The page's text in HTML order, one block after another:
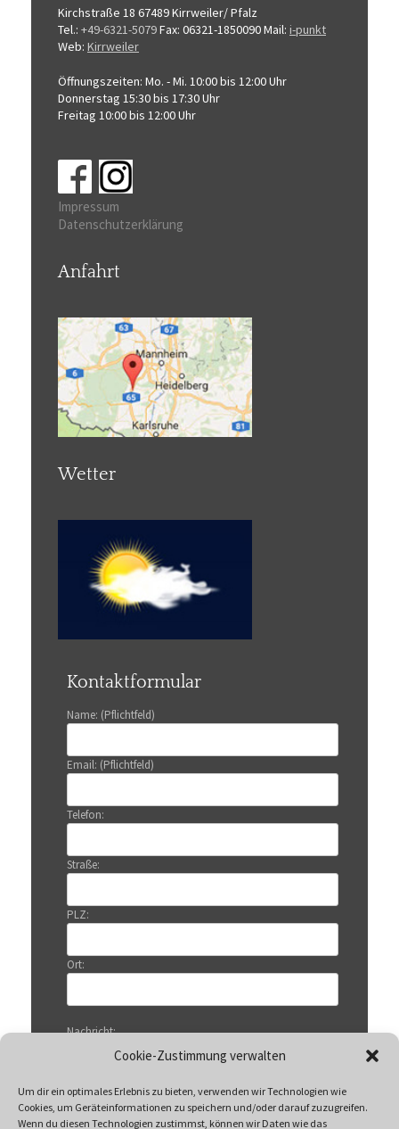
Cookie-Zustimmung verwalten
Um dir ein optimales Erlebnis zu bieten, verwenden wir Technologien wie
Cookies, um Geräteinformationen zu speichern und/oder darauf zuzugreifen.
Wenn du diesen Technologien zustimmst, können wir Daten wie das
Kirchstraße 18 67489 Kirrweiler/ Pfalz
Tel.: +49-6321-5079Fax: 06321-1850090Mail: i-punkt
Web: Kirrweiler
Öffnungszeiten: Mo. - Mi. 10:00 bis 12:00 Uhr
Donnerstag 15:30 bis 17:30 Uhr
Freitag 10:00 bis 12:00 Uhr
Impressum
Datenschutzerklärung
Anfahrt
Wetter
Kontaktformular
Name: (Pflichtfeld)
Email: (Pflichtfeld)
Telefon:
Straße:
PLZ:
Ort:
Nachricht: